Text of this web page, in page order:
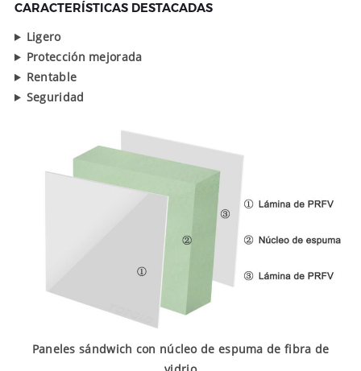
CARACTERÍSTICAS DESTACADAS
Ligero
Protección mejorada
Rentable
Seguridad
Paneles sándwich con núcleo de espuma de fibra de